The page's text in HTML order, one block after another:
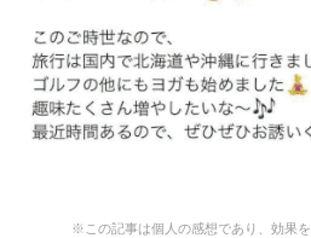
※この記事は個人の感想であり、効果を